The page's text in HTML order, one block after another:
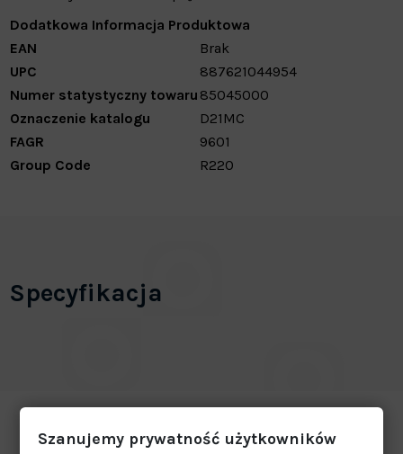
Dodatkowa Informacja Produktowa
EAN
Brak
UPC
887621044954
Numer statystyczny towaru 85045000
Oznaczenie katalogu
D21MC
FAGR
9601
Group Code
R220
Specyfikacja
Szanujemy prywatność użytkowników